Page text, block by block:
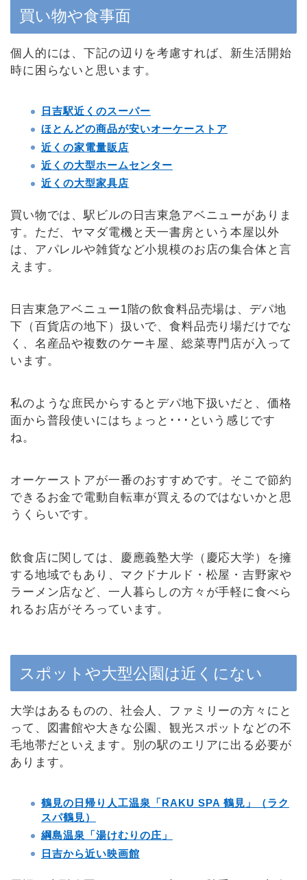
買い物や食事面
個人的には、下記の辺りを考慮すれば、新生活開始
時に困らないと思います。
日吉駅近くのスーパー
ほとんどの商品が安いオーケーストア
近くの家電量販店
近くの大型ホームセンター
近くの大型家具店
買い物では、駅ビルの日吉東急アベニューがありま
す。ただ、ヤマダ電機と天一書房という本屋以外
は、アパレルや雑貨など小規模のお店の集合体と言
えます。
日吉東急アベニュー1階の飲食料品売場は、デパ地
下（百貨店の地下）扱いで、食料品売り場だけでな
く、名産品や複数のケーキ屋、総菜専門店が入って
います。
私のような庶民からするとデパ地下扱いだと、価格
面から普段使いにはちょっと･･･という感じです
ね。
オーケーストアが一番のおすすめです。そこで節約
できるお金で電動自転車が買えるのではないかと思
うくらいです。
飲食店に関しては、慶應義塾大学（慶応大学）を擁
する地域でもあり、マクドナルド・松屋・吉野家や
ラーメン店など、一人暮らしの方々が手軽に食べら
れるお店がそろっています。
スポットや大型公園は近くにない
大学はあるものの、社会人、ファミリーの方々にと
って、図書館や大きな公園、観光スポットなどの不
毛地帯だといえます。別の駅のエリアに出る必要が
あります。
鶴見の日帰り人工温泉「RAKU SPA 鶴見」（ラク
スパ鶴見）
綱島温泉「湯けむりの庄」
日吉から近い映画館